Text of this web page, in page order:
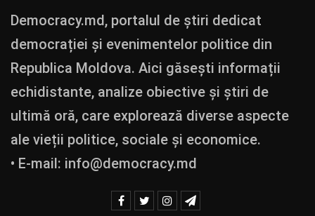
Democracy.md, portalul de știri dedicat
democrației și evenimentelor politice din
Republica Moldova. Aici găsești informații
echidistante, analize obiective și știri de
ultimă oră, care explorează diverse aspecte
ale vieții politice, sociale și economice.
• E-mail: info@democracy.md